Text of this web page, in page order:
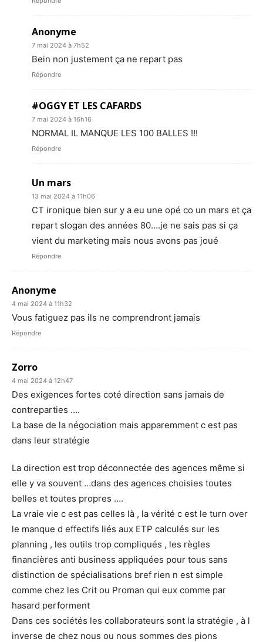
Anonyme
7 mai 2024 à 7h52
Bein non justement ça ne repart pas
Répondre
#OGGY ET LES CAFARDS
7 mai 2024 à 16h16
NORMAL IL MANQUE LES 100 BALLES !!!
Répondre
Un mars
13 mai 2024 à 11h06
CT ironique bien sur y a eu une opé co un mars et ça
repart slogan des années 80….je ne sais pas si ça
vient du marketing mais nous avons pas joué
Répondre
Anonyme
4 mai 2024 à 11h32
Vous fatiguez pas ils ne comprendront jamais
Répondre
Zorro
4 mai 2024 à 12h47
Des exigences fortes coté direction sans jamais de
contreparties ….
La base de la négociation mais apparemment c est pas
dans leur stratégie
La direction est trop déconnectée des agences même si
elle y va souvent …dans des agences choisies toutes
belles et toutes propres ….
La vraie vie c est pas celles là , la vérité c est le turn over
le manque d effectifs liés aux ETP calculés sur les
planning , les outils trop compliqués , les règles
financières anti business appliquées pour tous sans
distinction de spécialisations bref rien n est simple
comme chez les Crit ou Proman qui eux comme par
hasard performent
Dans ces sociétés les collaborateurs sont la stratégie , à l
inverse de chez nous ou nous sommes des pions